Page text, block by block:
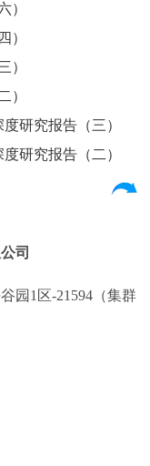
）
）
）
）
研究报告（三）
研究报告（二）
司
园1区-21594（集群